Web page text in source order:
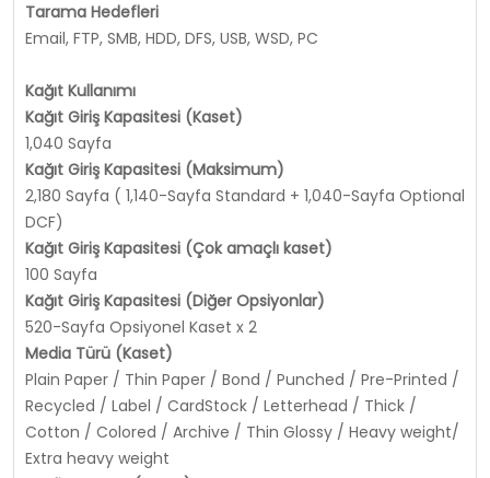
Tarama Hedefleri
Email, FTP, SMB, HDD, DFS, USB, WSD, PC
Kağıt Kullanımı
Kağıt Giriş Kapasitesi (Kaset)
1,040 Sayfa
Kağıt Giriş Kapasitesi (Maksimum)
2,180 Sayfa ( 1,140-Sayfa Standard + 1,040-Sayfa Optional
DCF)
Kağıt Giriş Kapasitesi (Çok amaçlı kaset)
100 Sayfa
Kağıt Giriş Kapasitesi (Diğer Opsiyonlar)
520-Sayfa Opsiyonel Kaset x 2
Media Türü (Kaset)
Plain Paper / Thin Paper / Bond / Punched / Pre-Printed /
Recycled / Label / CardStock / Letterhead / Thick /
Cotton / Colored / Archive / Thin Glossy / Heavy weight/
Extra heavy weight